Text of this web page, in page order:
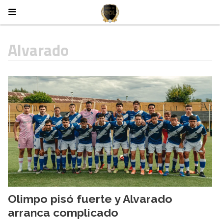
Alvarado
Olimpo pisó fuerte y Alvarado
arranca complicado